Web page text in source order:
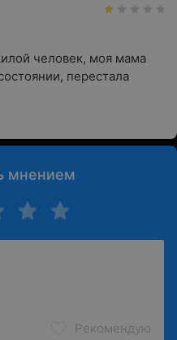
человек, моя мама
перестала
мнением
Рекомендую